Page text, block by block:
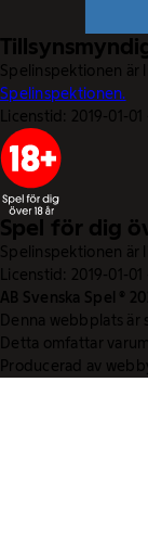
Spelinspektionen
Spelinspektionen.
Licenstid: 2019-01-01
Spel för dig
Spelinspektionen är
Licenstid: 2019-01-01
AB Svenska Spel ©
Denna webbplats är
Detta omfattar
Producerad av